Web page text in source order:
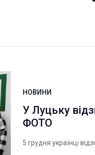
НОВИНИ
У Луцьку
ФОТО
5 грудня українці